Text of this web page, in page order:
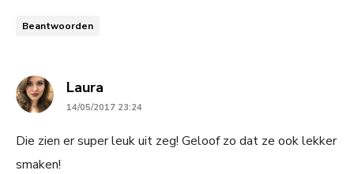
Beantwoorden
Laura
14/05/2017 23:24
Die zien er super leuk uit zeg! Geloof zo dat ze ook lekker
smaken!